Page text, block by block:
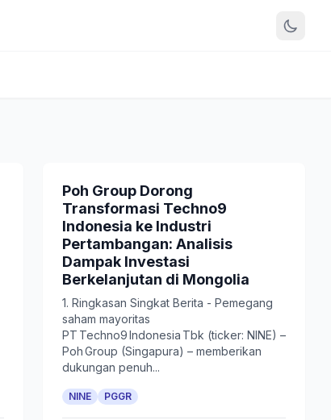
Poh Group Dorong
Transformasi Techno9
Indonesia ke Industri
Pertambangan: Analisis
Dampak Investasi
Berkelanjutan di Mongolia
1. Ringkasan Singkat Berita - Pemegang
saham mayoritas
PT Techno9 Indonesia Tbk (ticker: NINE) –
Poh Group (Singapura) – memberikan
dukungan penuh...
NINE PGGR